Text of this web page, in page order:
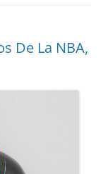
De La NBA,